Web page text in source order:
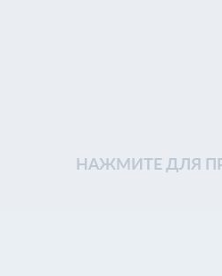
НАЖМИТЕ ДЛЯ